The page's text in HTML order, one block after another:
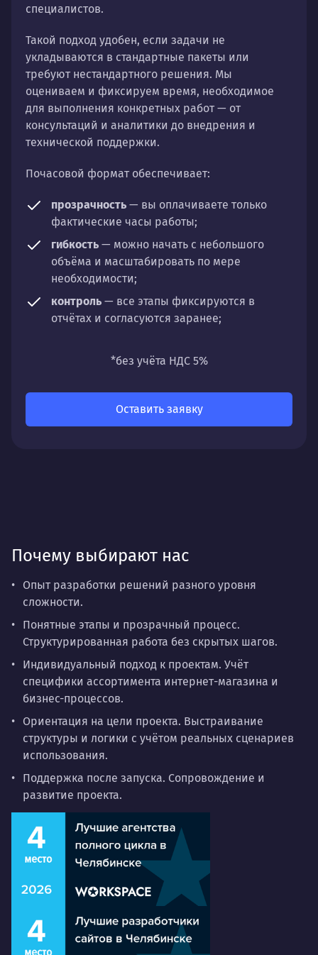
специалистов.
Такой подход удобен, если задачи не
укладываются в стандартные пакеты или
требуют нестандартного решения. Мы
оцениваем и фиксируем время, необходимое
для выполнения конкретных работ — от
консультаций и аналитики до внедрения и
технической поддержки.
Почасовой формат обеспечивает:
прозрачность — вы оплачиваете только
фактические часы работы;
гибкость — можно начать с небольшого
объёма и масштабировать по мере
необходимости;
контроль — все этапы фиксируются в
отчётах и согласуются заранее;
направлений: стратегии, настройки,
*без учёта НДС 5%
Оставить заявку
Почему выбирают нас
Опыт разработки решений разного уровня
сложности.
Понятные этапы и прозрачный процесс.
Структурированная работа без скрытых шагов.
Индивидуальный подход к проектам. Учёт
специфики ассортимента интернет-магазина и
бизнес-процессов.
Ориентация на цели проекта. Выстраивание
структуры и логики с учётом реальных сценариев
использования.
Поддержка после запуска. Сопровождение и
развитие проекта.